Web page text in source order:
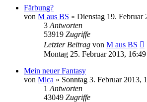
Färbung?
von M aus BS » Dienstag 19. Februar
3 Antworten
53919 Zugriffe
Letzter Beitrag von M aus BS
Montag 25. Februar 2013, 16:49
Mein neuer Fantasy
von Mica » Sonntag 3. Februar 2013,
1 Antworten
43049 Zugriffe